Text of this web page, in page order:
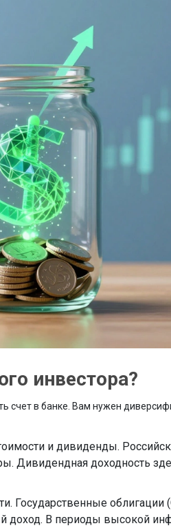
инвестора?
счет в банке. Вам нужен
и дивиденды.
Дивидендная доходность
Государственные
доход. В периоды высокой